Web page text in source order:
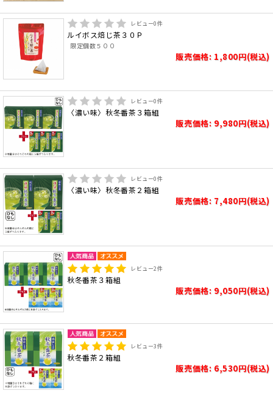
レビュー0件
ルイボス焙じ茶３０Ｐ
限定個数５００
販売価格: 1,800円(税込)
レビュー0件
〈濃い味〉秋冬番茶３箱組
販売価格: 9,980円(税込)
レビュー0件
〈濃い味〉秋冬番茶２箱組
販売価格: 7,480円(税込)
レビュー2件
秋冬番茶３箱組
販売価格: 9,050円(税込)
レビュー3件
秋冬番茶２箱組
販売価格: 6,530円(税込)